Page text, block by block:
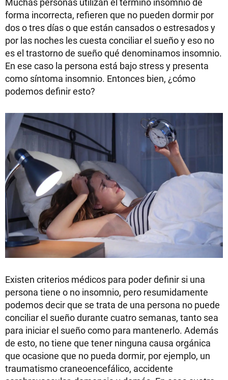
forma incorrecta, refieren que no pueden dormir por
dos o tres días o que están cansados o estresados y
por las noches les cuesta conciliar el sueño y eso no
es el trastorno de sueño qué denominamos insomnio.
En ese caso la persona está bajo stress y presenta
como síntoma insomnio. Entonces bien, ¿cómo
podemos definir esto?
Existen criterios médicos para poder definir si una
persona tiene o no insomnio, pero resumidamente
podemos decir que se trata de una persona no puede
conciliar el sueño durante cuatro semanas, tanto sea
para iniciar el sueño como para mantenerlo. Además
de esto, no tiene que tener ninguna causa orgánica
que ocasione que no pueda dormir, por ejemplo, un
traumatismo craneoencefálico, accidente